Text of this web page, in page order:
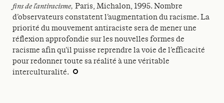
fins de l’antiracisme, Paris, Michalon, 1995. Nombre
d’observateurs constatent l’augmentation du racisme. La
priorité du mouvement antiraciste sera de mener une
réflexion approfondie sur les nouvelles formes de
racisme afin qu’il puisse reprendre la voie de l’efficacité
pour redonner toute sa réalité à une véritable
interculturalité.